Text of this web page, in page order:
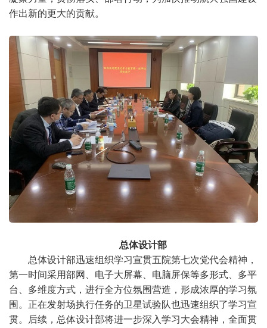
作出新的更大的贡献。
总体设计部
总体设计部迅速组织学习宣贯五院第七次党代会精神，
第一时间采用部网、电子大屏幕、电脑屏保等多形式、多平
台、多维度方式，进行全方位氛围营造，形成浓厚的学习氛
围。正在发射场执行任务的卫星试验队也迅速组织了学习宣
贯。后续，总体设计部将进一步深入学习大会精神，全面贯